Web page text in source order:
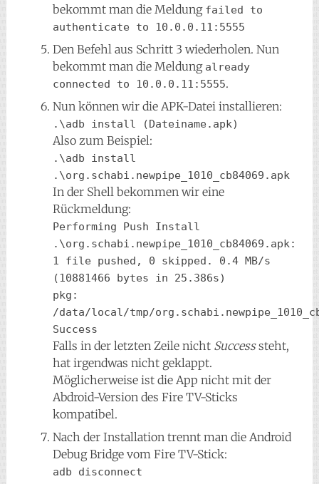
bekommt man die Meldung failed to
authenticate to 10.0.0.11:5555
Den Befehl aus Schritt 3 wiederholen. Nun
bekommt man die Meldung already
connected to 10.0.0.11:5555.
Nun können wir die APK-Datei installieren:
.\adb install (Dateiname.apk)
Also zum Beispiel:
.\adb install
.\org.schabi.newpipe_1010_cb84069.apk
In der Shell bekommen wir eine
Rückmeldung:
Performing Push Install
.\org.schabi.newpipe_1010_cb84069.apk:
1 file pushed, 0 skipped. 0.4 MB/s
(10881466 bytes in 25.386s)
pkg:
/data/local/tmp/
Success
Falls in der letzten Zeile nicht Successsteht,
hat irgendwas nicht geklappt.
Möglicherweise ist die App nicht mit der
Abdroid-Version des Fire TV-Sticks
kompatibel.
Nach der Installation trennt man die Android
Debug Bridge vom Fire TV-Stick:
adb disconnect